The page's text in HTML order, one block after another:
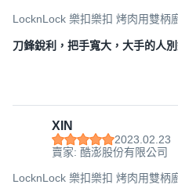
LocknLock 樂扣樂扣 烤肉用雙柄
刀鋒銳利，把手寬大，大手的人
XIN
2023.02.23
賣家: 酷澎股份有限公司
LocknLock 樂扣樂扣 烤肉用雙柄